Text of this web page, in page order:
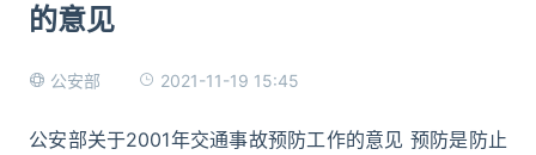
的意见
公安部 2021-11-19 15:45
公安部关于2001年交通事故预防工作的意见 预防是防止